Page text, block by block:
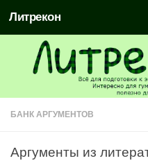
Литрекон
БАНК АРГУМЕНТОВ
Аргументы из